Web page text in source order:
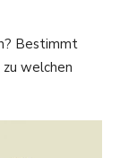
Bestimmt
welchen